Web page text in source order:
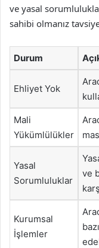
ve yasal
sahibi olmanız
Durum
Ehliyet Yok
Mali
Yükümlülükler
Yasal
Sorumluluklar
ve
Kurumsal
İşlemler